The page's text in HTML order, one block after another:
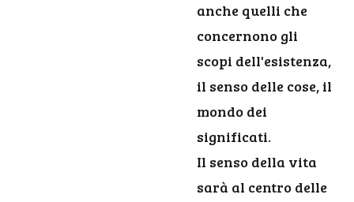
anche quelli che
concernono gli
scopi dell'esistenza,
il senso delle cose, il
mondo dei
significati.
Il senso della vita
sarà al centro delle